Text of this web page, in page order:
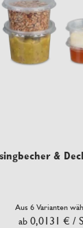
&
Aus 6 Varianten
ab 0,0131 € /